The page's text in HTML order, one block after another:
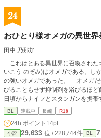
24
おひとり様オメガの異世界
田中 乃那加
これはとある異世界に召喚されたオメ
いこう のぞみ)はオメガである。し
の強いオメガであった。 オメガだからといってアルファに怯えるのことも媚
びることもせず抑制剤を浴びるほ
日頃からナイフとスタンガンを携
あった。 そんな彼が高校最後の夏のある日、転落しそうになった女性を庇っ
て自らが落ちた事から人生は一変。 ……気づけば沢山の玩具やぬいぐるみ、
絵本に囲まれた子供部屋の真ん中に倒れていた。 そこに
ちゃんと、真っ青な顔をしてい
BL 連載中 長編 R18
24h.ポイント 14pt
小説 29,633 位 / 228,744件 BL